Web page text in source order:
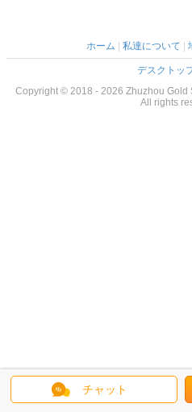
チャット
ホーム 私達について
デスクトッ
Copyright © 2018 - 2026 Zhuzhou Gold
All rights